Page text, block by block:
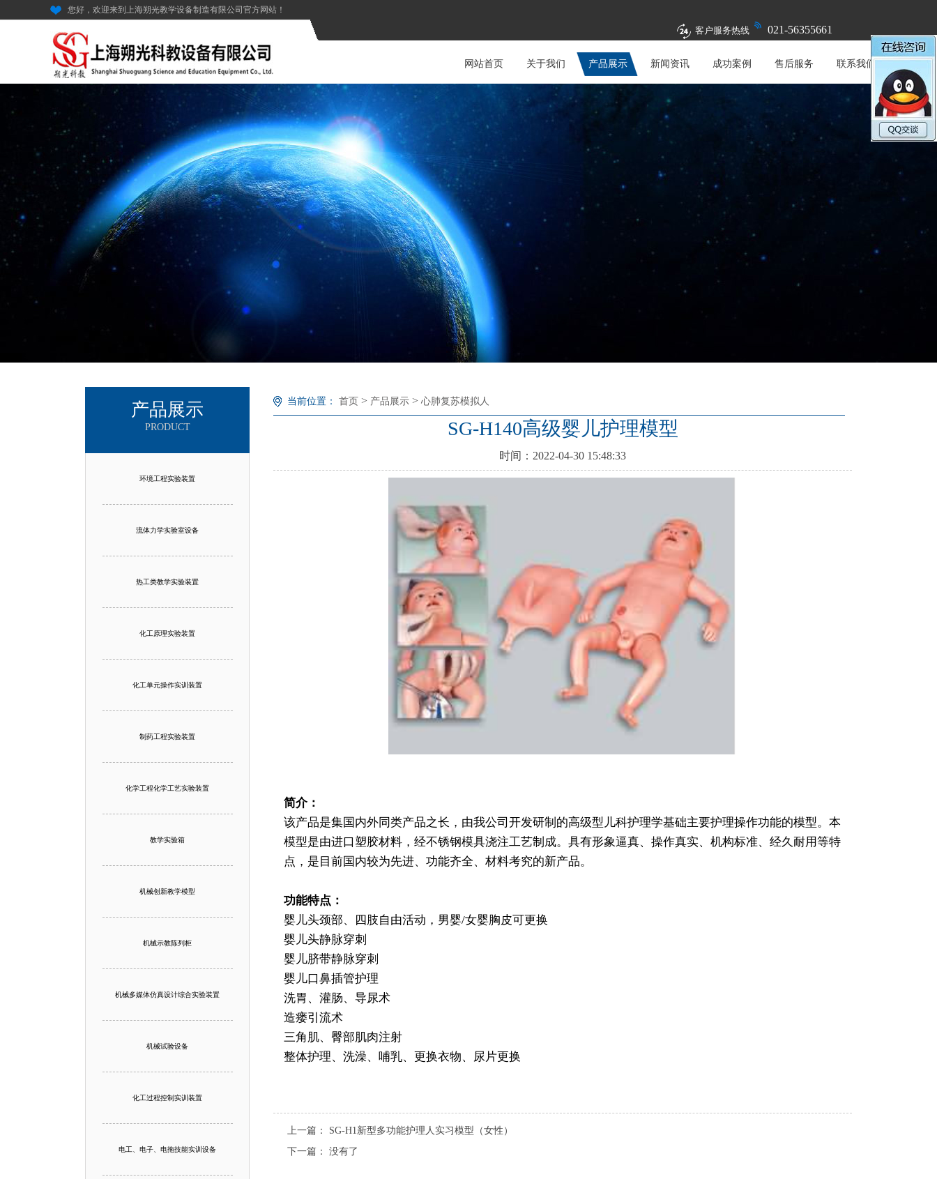
您好，欢迎来到上海朔光教学设备制造有限公司官方网站！
客户服务热线 021-56355661
网站首页 关于我们 产品展示 新闻资讯 成功案例 售后服务 联系我们
产品展示
PRODUCT
环境工程实验装置
流体力学实验室设备
热工类教学实验装置
化工原理实验装置
化工单元操作实训装置
制药工程实验装置
化学工程化学工艺实验装置
教学实验箱
机械创新教学模型
机械示教陈列柜
机械多媒体仿真设计综合实验装置
机械试验设备
化工过程控制实训装置
电工、电子、电拖技能实训设备
当前位置： 首页 > 产品展示 > 心肺复苏模拟人
SG-H140高级婴儿护理模型
时间：2022-04-30 15:48:33
简介：
该产品是集国内外同类产品之长，由我公司开发研制的高级型儿科护理学基础主要护理操作功能的模型。本
模型是由进口塑胶材料，经不锈钢模具浇注工艺制成。具有形象逼真、操作真实、机构标准、经久耐用等特
点，是目前国内较为先进、功能齐全、材料考究的新产品。
功能特点：
婴儿头颈部、四肢自由活动，男婴/女婴胸皮可更换
婴儿头静脉穿刺
婴儿脐带静脉穿刺
婴儿口鼻插管护理
洗胃、灌肠、导尿术
造瘘引流术
三角肌、臀部肌肉注射
整体护理、洗澡、哺乳、更换衣物、尿片更换
上一篇： SG-H1新型多功能护理人实习模型（女性）
下一篇： 没有了